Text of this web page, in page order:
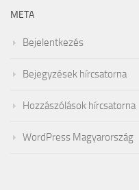
META
Bejelentkezés
Bejegyzések hírcsatorna
Hozzászólások hírcsatorna
WordPress Magyarország